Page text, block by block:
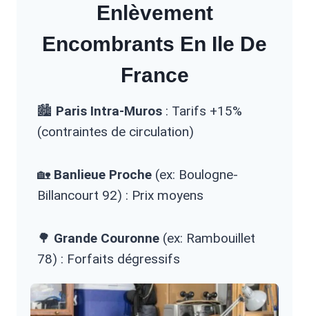
Enlèvement
Encombrants En Ile De
France
🏙️ Paris Intra-Muros : Tarifs +15%
(contraintes de circulation)
🏡 Banlieue Proche (ex: Boulogne-
Billancourt 92) : Prix moyens
🌳 Grande Couronne (ex: Rambouillet
78) : Forfaits dégressifs